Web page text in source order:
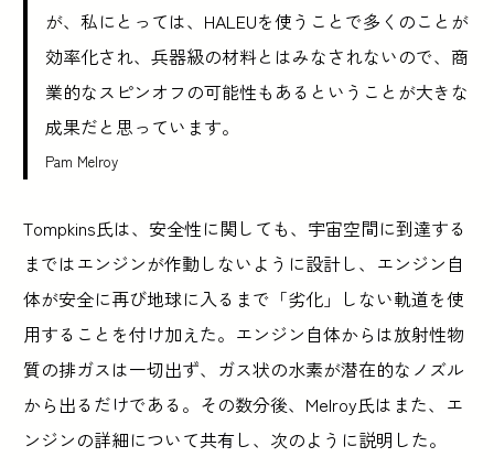
が、私にとっては、HALEUを使うことで多くのことが
効率化され、兵器級の材料とはみなされないので、商
業的なスピンオフの可能性もあるということが大きな
成果だと思っています。
Pam Melroy
Tompkins氏は、安全性に関しても、宇宙空間に到達する
まではエンジンが作動しないように設計し、エンジン自
体が安全に再び地球に入るまで「劣化」しない軌道を使
用することを付け加えた。エンジン自体からは放射性物
質の排ガスは一切出ず、ガス状の水素が潜在的なノズル
から出るだけである。その数分後、Melroy氏はまた、エ
ンジンの詳細について共有し、次のように説明した。